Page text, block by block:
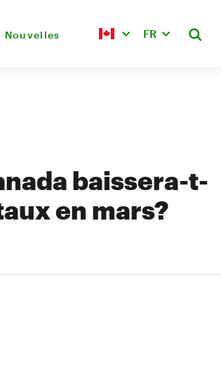
Nouvelles FR
baissera-t-
en mars?